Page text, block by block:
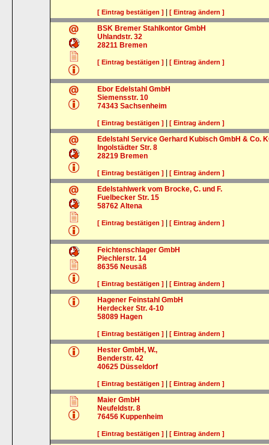
[ Eintrag bestätigen ] |[ Eintrag ändern ]
BSK Bremer Stahlkontor GmbH
Uhlandstr. 32
28211 Bremen
[ Eintrag bestätigen ] |[ Eintrag ändern ]
Ebor Edelstahl GmbH
Siemensstr. 10
74343 Sachsenheim
[ Eintrag bestätigen ] |[ Eintrag ändern ]
Edelstahl Service Gerhard Kubisch GmbH & Co.
Ingolstädter Str. 8
28219 Bremen
[ Eintrag bestätigen ] |[ Eintrag ändern ]
Edelstahlwerk vom Brocke, C. und F.
Fuelbecker Str. 15
58762 Altena
[ Eintrag bestätigen ] |[ Eintrag ändern ]
Feichtenschlager GmbH
Piechlerstr. 14
86356 Neusäß
[ Eintrag bestätigen ] |[ Eintrag ändern ]
Hagener Feinstahl GmbH
Herdecker Str. 4-10
58089 Hagen
[ Eintrag bestätigen ] |[ Eintrag ändern ]
Hester GmbH, W.,
Benderstr. 42
40625 Düsseldorf
[ Eintrag bestätigen ] |[ Eintrag ändern ]
Maier GmbH
Neufeldstr. 8
76456 Kuppenheim
[ Eintrag bestätigen ] |[ Eintrag ändern ]